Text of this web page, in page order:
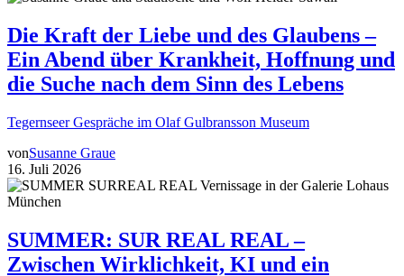
Die Kraft der Liebe und des Glaubens –
Ein Abend über Krankheit, Hoffnung und
die Suche nach dem Sinn des Lebens
Tegernseer Gespräche im Olaf Gulbransson Museum
vonSusanne Graue
16. Juli 2026
SUMMER: SUR REAL REAL –
Zwischen Wirklichkeit, KI und ein